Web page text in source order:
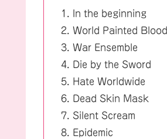
In the beginning
World Painted Blood
War Ensemble
Die by the Sword
Hate Worldwide
Dead Skin Mask
Silent Scream
Epidemic